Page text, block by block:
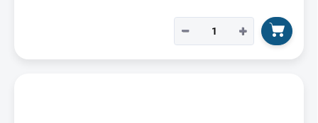
+
−